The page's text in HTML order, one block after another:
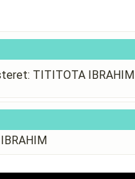
TITITOTA IBRAHIM